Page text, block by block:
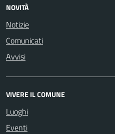
NOVITÀ
Notizie
Comunicati
Avvisi
VIVERE IL COMUNE
Luoghi
Eventi